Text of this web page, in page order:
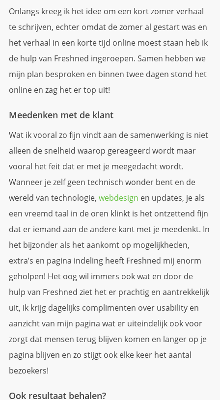
Onlangs kreeg ik het idee om een kort zomer verhaal
te schrijven, echter omdat de zomer al gestart was en
het verhaal in een korte tijd online moest staan heb ik
de hulp van Freshned ingeroepen. Samen hebben we
mijn plan besproken en binnen twee dagen stond het
online en zag het er top uit!
Meedenken met de klant
Wat ik vooral zo fijn vindt aan de samenwerking is niet
alleen de snelheid waarop gereageerd wordt maar
vooral het feit dat er met je meegedacht wordt.
Wanneer je zelf geen technisch wonder bent en de
wereld van technologie, webdesign en updates, je als
een vreemd taal in de oren klinkt is het ontzettend fijn
dat er iemand aan de andere kant met je meedenkt. In
het bijzonder als het aankomt op mogelijkheden,
extra’s en pagina indeling heeft Freshned mij enorm
geholpen! Het oog wil immers ook wat en door de
hulp van Freshned ziet het er prachtig en aantrekkelijk
uit, ik krijg dagelijks complimenten over usability en
aanzicht van mijn pagina wat er uiteindelijk ook voor
zorgt dat mensen terug blijven komen en langer op je
pagina blijven en zo stijgt ook elke keer het aantal
bezoekers!
Ook resultaat behalen?